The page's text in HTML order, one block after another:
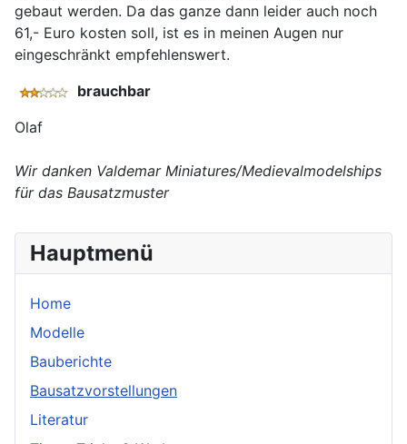
Hauptmenü
Home
Modelle
Bauberichte
Bausatzvorstellungen
Literatur
gebaut werden. Da das ganze dann leider auch noch
61,- Euro kosten soll, ist es in meinen Augen nur
eingeschränkt empfehlenswert.
brauchbar
Olaf
Wir danken Valdemar Miniatures/Medievalmodelships
für das Bausatzmuster